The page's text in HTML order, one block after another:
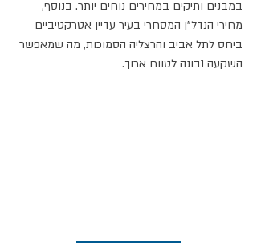
במבנים ותיקים במחירים נוחים יותר. בנוסף,
מחירי הנדל"ן המסחרי בעיר עדיין אטרקטיביים
ביחס לתל אביב והרצליה הסמוכות, מה שמאפשר
השקעה נבונה לטווח ארוך.